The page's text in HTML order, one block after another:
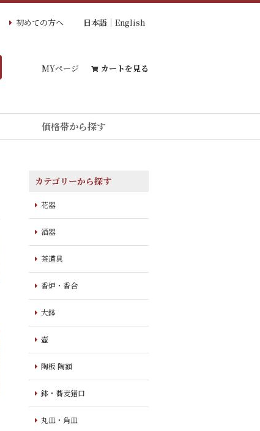
初めての方へ 日本語 English
MYページ カートを見る
価格帯から探す
カテゴリーから探す
花器
酒器
茶道具
香炉・香合
大鉢
壺
陶板 陶額
鉢・蕎麦猪口
丸皿・角皿